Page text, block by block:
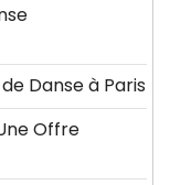
Danse à Paris
Offre